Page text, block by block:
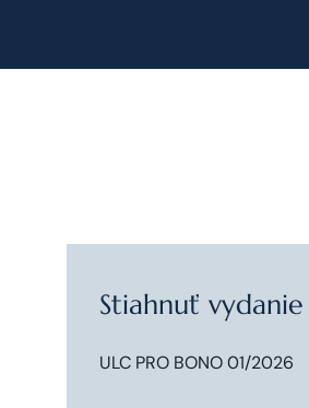
Stiahnuť vydanie
ULC PRO BONO 01/2026